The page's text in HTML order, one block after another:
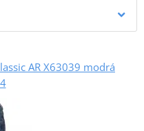
AR X63039 modrá